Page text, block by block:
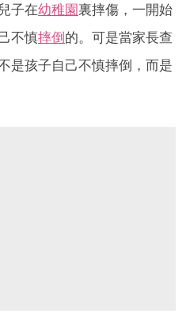
子在幼稚園裏摔傷，一開始
不慎摔倒的。可是當家長查
是孩子自己不慎摔倒，而是